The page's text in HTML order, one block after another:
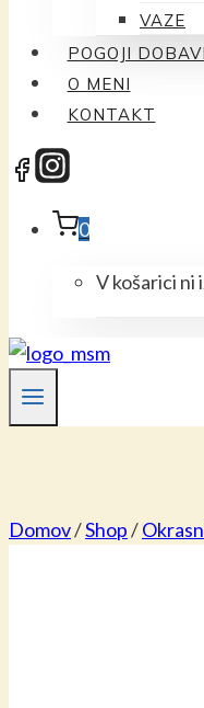
VAZE
POGOJI
O MENI
KONTAKT
0
V košarici ni
Domov/Shop/